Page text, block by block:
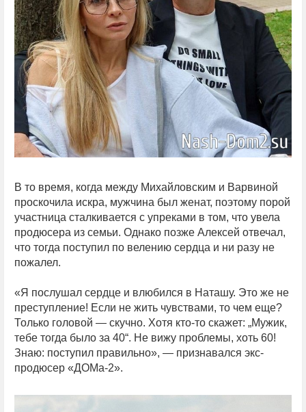
В то время, когда между Михайловским и Варвиной
проскочила искра, мужчина был женат, поэтому порой
участница сталкивается с упреками в том, что увела
продюсера из семьи. Однако позже Алексей отвечал,
что тогда поступил по велению сердца и ни разу не
пожалел.
«Я послушал сердце и влюбился в Наташу. Это же не
преступление! Если не жить чувствами, то чем еще?
Только головой — скучно. Хотя кто-то скажет: „Мужик,
тебе тогда было за 40“. Не вижу проблемы, хоть 60!
Знаю: поступил правильно», — признавался экс-
продюсер «ДОМа-2».